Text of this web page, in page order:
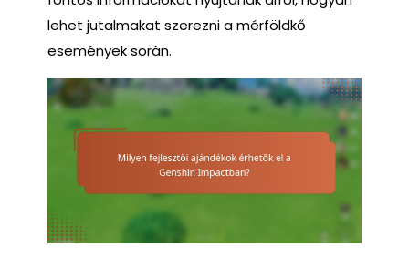
lehet jutalmakat szerezni a mérföldkő
események során.